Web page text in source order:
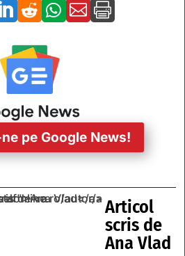
   
pe Google News!
Articol
scris de
Ana Vlad